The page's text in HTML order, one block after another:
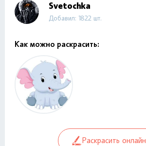
Svetochka
Добавил: 1822 шт.
Как можно раскрасить:
Раскрасить онлайн